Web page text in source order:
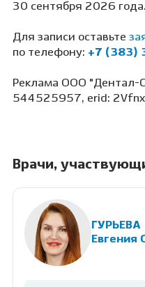
30 сентября 2026 года.
Для записи оставьте
по телефону: +7 (383)
Реклама ООО "Дентал-
544525957, erid:
Врачи,
ГУРЬЕВА
Евгения